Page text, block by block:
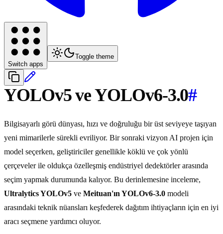
Switch apps
Toggle theme
YOLOv5 ve YOLOv6-3.0#
Bilgisayarlı görü dünyası, hızı ve doğruluğu bir üst seviyeye taşıyan
yeni mimarilerle sürekli evriliyor. Bir sonraki vizyon AI projen için
model seçerken, geliştiriciler genellikle köklü ve çok yönlü
çerçeveler ile oldukça özelleşmiş endüstriyel dedektörler arasında
seçim yapmak durumunda kalıyor. Bu derinlemesine inceleme,
Ultralytics YOLOv5 ve Meituan'ın YOLOv6-3.0 modeli
arasındaki teknik nüansları keşfederek dağıtım ihtiyaçların için en iyi
aracı seçmene yardımcı oluyor.